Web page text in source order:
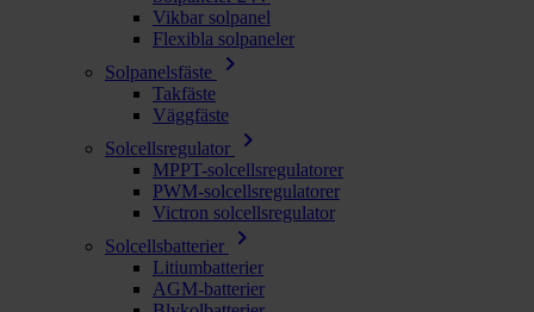
Vikbar solpanel
Flexibla solpaneler
Solpanelsfäste
chevron_right
Takfäste
Väggfäste
Solcellsregulator
chevron_right
MPPT-solcellsregulatorer
PWM-solcellsregulatorer
Victron solcellsregulator
Solcellsbatterier
chevron_right
Litiumbatterier
AGM-batterier